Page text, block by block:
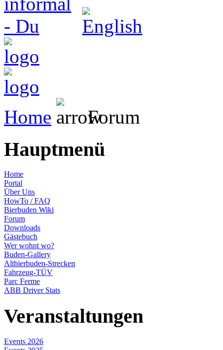
Home Forum
Hauptmenü
Home
Portal
Über Uns
HowTo / FAQ
Bierbuden Wiki
Forum
Downloads
Gästebuch
Wer wohnt wo?
Buden-Gallery
Altbierbuden-Strecken
Fahrzeug-TÜV
Parc Ferme
ABB Driver Stats
Veranstaltungen
Events 2026